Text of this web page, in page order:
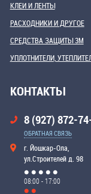
КЛЕИ И ЛЕНТЫ
РАСХОДНИКИ И ДРУГОЕ
СРЕДСТВА ЗАЩИТЫ 3М
УПЛОТНИТЕЛИ,
КОНТАКТЫ
8 (927) 872-
ОБРАТНАЯ СВЯЗЬ
г. Йошкар-Ола,
ул.Строителей д. 98
08:00 - 17:00